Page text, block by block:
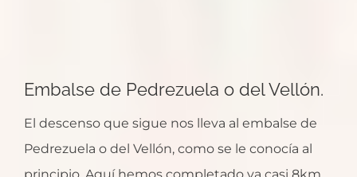
Embalse de Pedrezuela o del Vellón.
El descenso que sigue nos lleva al embalse de
Pedrezuela o del Vellón, como se le conocía al